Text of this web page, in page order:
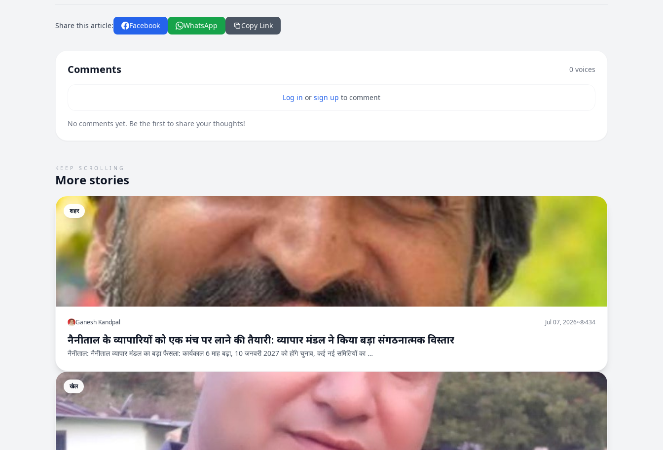
Share this article: Facebook WhatsApp Copy Link
Comments 0 voices
Log in or sign up to comment
No comments yet. Be the first to share your thoughts!
KEEP SCROLLING
More stories
शहर
Ganesh Kandpal Jul 07, 2026• 434
नैनीताल के व्यापारियों को एक मंच पर लाने की तैयारी: व्यापार मंडल ने किया बड़ा संगठनात्मक विस्तार
नैनीताल: नैनीताल व्यापार मंडल का बड़ा फैसला: कार्यकाल 6 माह बढ़ा, 10 जनवरी 2027 को होंगे चुनाव, कई नई समितियों का …
खेल